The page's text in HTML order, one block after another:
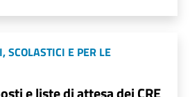
SCOLASTICI E PER LE